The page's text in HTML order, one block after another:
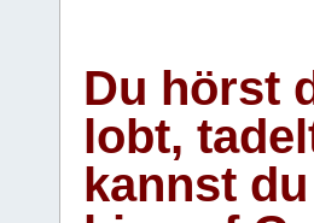
Du hörst
lobt,
kannst